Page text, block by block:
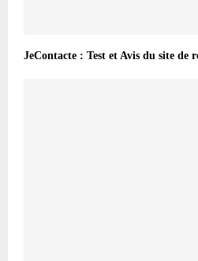
JeContacte : Test et Avis du site de